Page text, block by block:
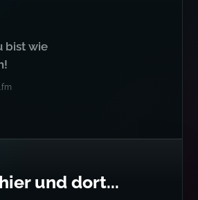
bist wie
und dort...